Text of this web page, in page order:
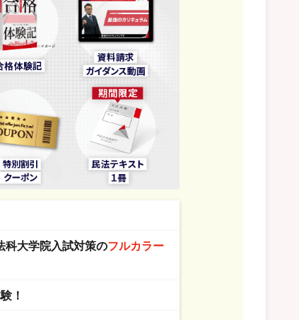
科大学院入試対策のフルカラー
！